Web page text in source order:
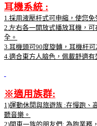
耳機系統 :
1.採用液壓杆式可申縮，使您免
2.左右各一開放式播放耳機，
全。
3.耳機頭可90度旋轉，耳機杆可
4.適合東方人臉色，佩載舒適有
※適用族群:
1)運動休閒與旅遊族 :在慢跑、
聽音樂。
2)開車一族的朋友們: 為跑業務